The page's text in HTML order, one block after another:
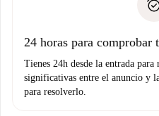
Prueba de solvencia
no nos comunicas ningún
24 horas para comprobar
Tienes 24h desde la entrada para
significativas entre el anuncio y
para resolverlo.